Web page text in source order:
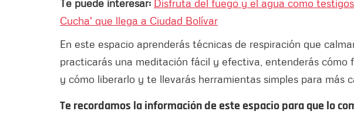
Te puede interesar: Disfruta del fuego y el agua como
Cucha' que llega a Ciudad Bolívar
En este espacio aprenderás técnicas de respiración que
practicarás una meditación fácil y efectiva, entenderás cómo
y cómo liberarlo y te llevarás herramientas simples para más
Te recordamos la información de este espacio para que lo